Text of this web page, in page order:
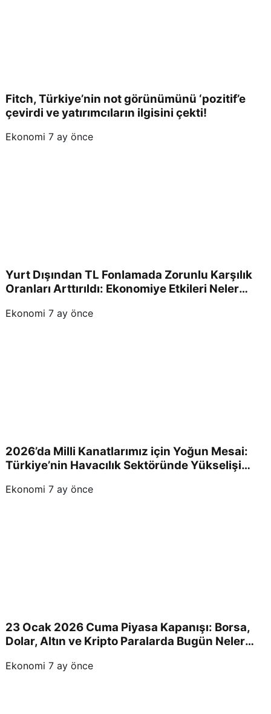
Fitch, Türkiye’nin not görünümünü ‘pozitif’e
çevirdi ve yatırımcıların ilgisini çekti!
Ekonomi 7 ay önce
Yurt Dışından TL Fonlamada Zorunlu Karşılık
Oranları Arttırıldı: Ekonomiye Etkileri Neler
Ekonomi 7 ay önce
2026’da Milli Kanatlarımız için Yoğun Mesai:
Türkiye’nin Havacılık Sektöründe Yükselişi
Ekonomi 7 ay önce
23 Ocak 2026 Cuma Piyasa Kapanışı: Borsa,
Dolar, Altın ve Kripto Paralarda Bugün Neler
Ekonomi 7 ay önce